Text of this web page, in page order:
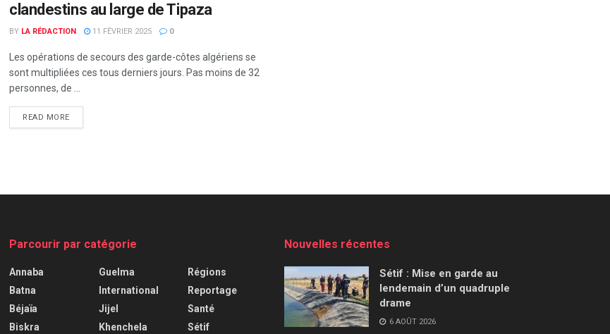
clandestins au large de Tipaza
BY LA RÉDACTION 11 FÉVRIER 2025 0
Les opérations de secours des garde-côtes algériens se
sont multipliées ces tous derniers jours. Pas moins de 32
personnes, de ...
READ MORE
Parcourir par catégorie
Annaba
Batna
Béjaïa
Biskra
Guelma
International
Jijel
Khenchela
Régions
Reportage
Santé
Sétif
Nouvelles récentes
Sétif : Mise en garde au
lendemain d’un quadruple
drame
6 AOÛT 2026